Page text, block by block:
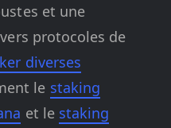
et une
protocoles de
diverses
le staking
et le staking